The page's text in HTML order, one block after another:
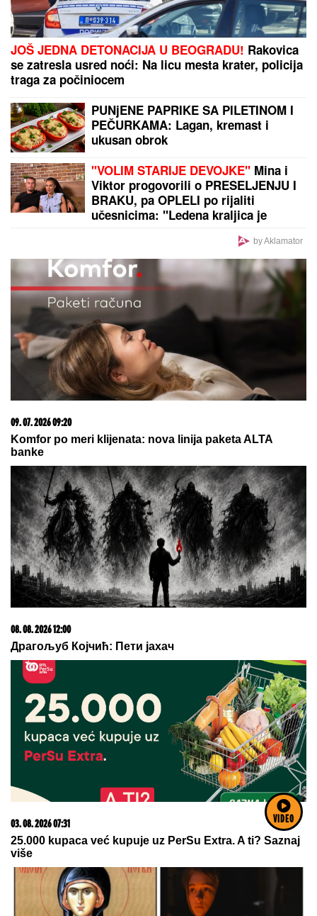
VIDEO
JOŠ JEDNA DETONACIJA U BEOGRADU! Rakovica
se zatresla usred noći: Na licu mesta krater, policija
traga za počiniocem
PUNjENE PAPRIKE SA PILETINOM I
PEČURKAMA: Lagan, kremast i
ukusan obrok
"VOLIM STARIJE DEVOJKE" Mina i
Viktor progovorili o PRESELJENJU I
BRAKU, pa OPLELI po rijaliti
učesnicima: "Ledena kraljica je
by Aklamator
09. 07. 2026 09:20
Komfor po meri klijenata: nova linija paketa ALTA
banke
08. 08. 2026 12:00
Драгољуб Којчић: Пети јахач
03. 08. 2026 07:31
25.000 kupaca već kupuje uz PerSu Extra. A ti? Saznaj
više